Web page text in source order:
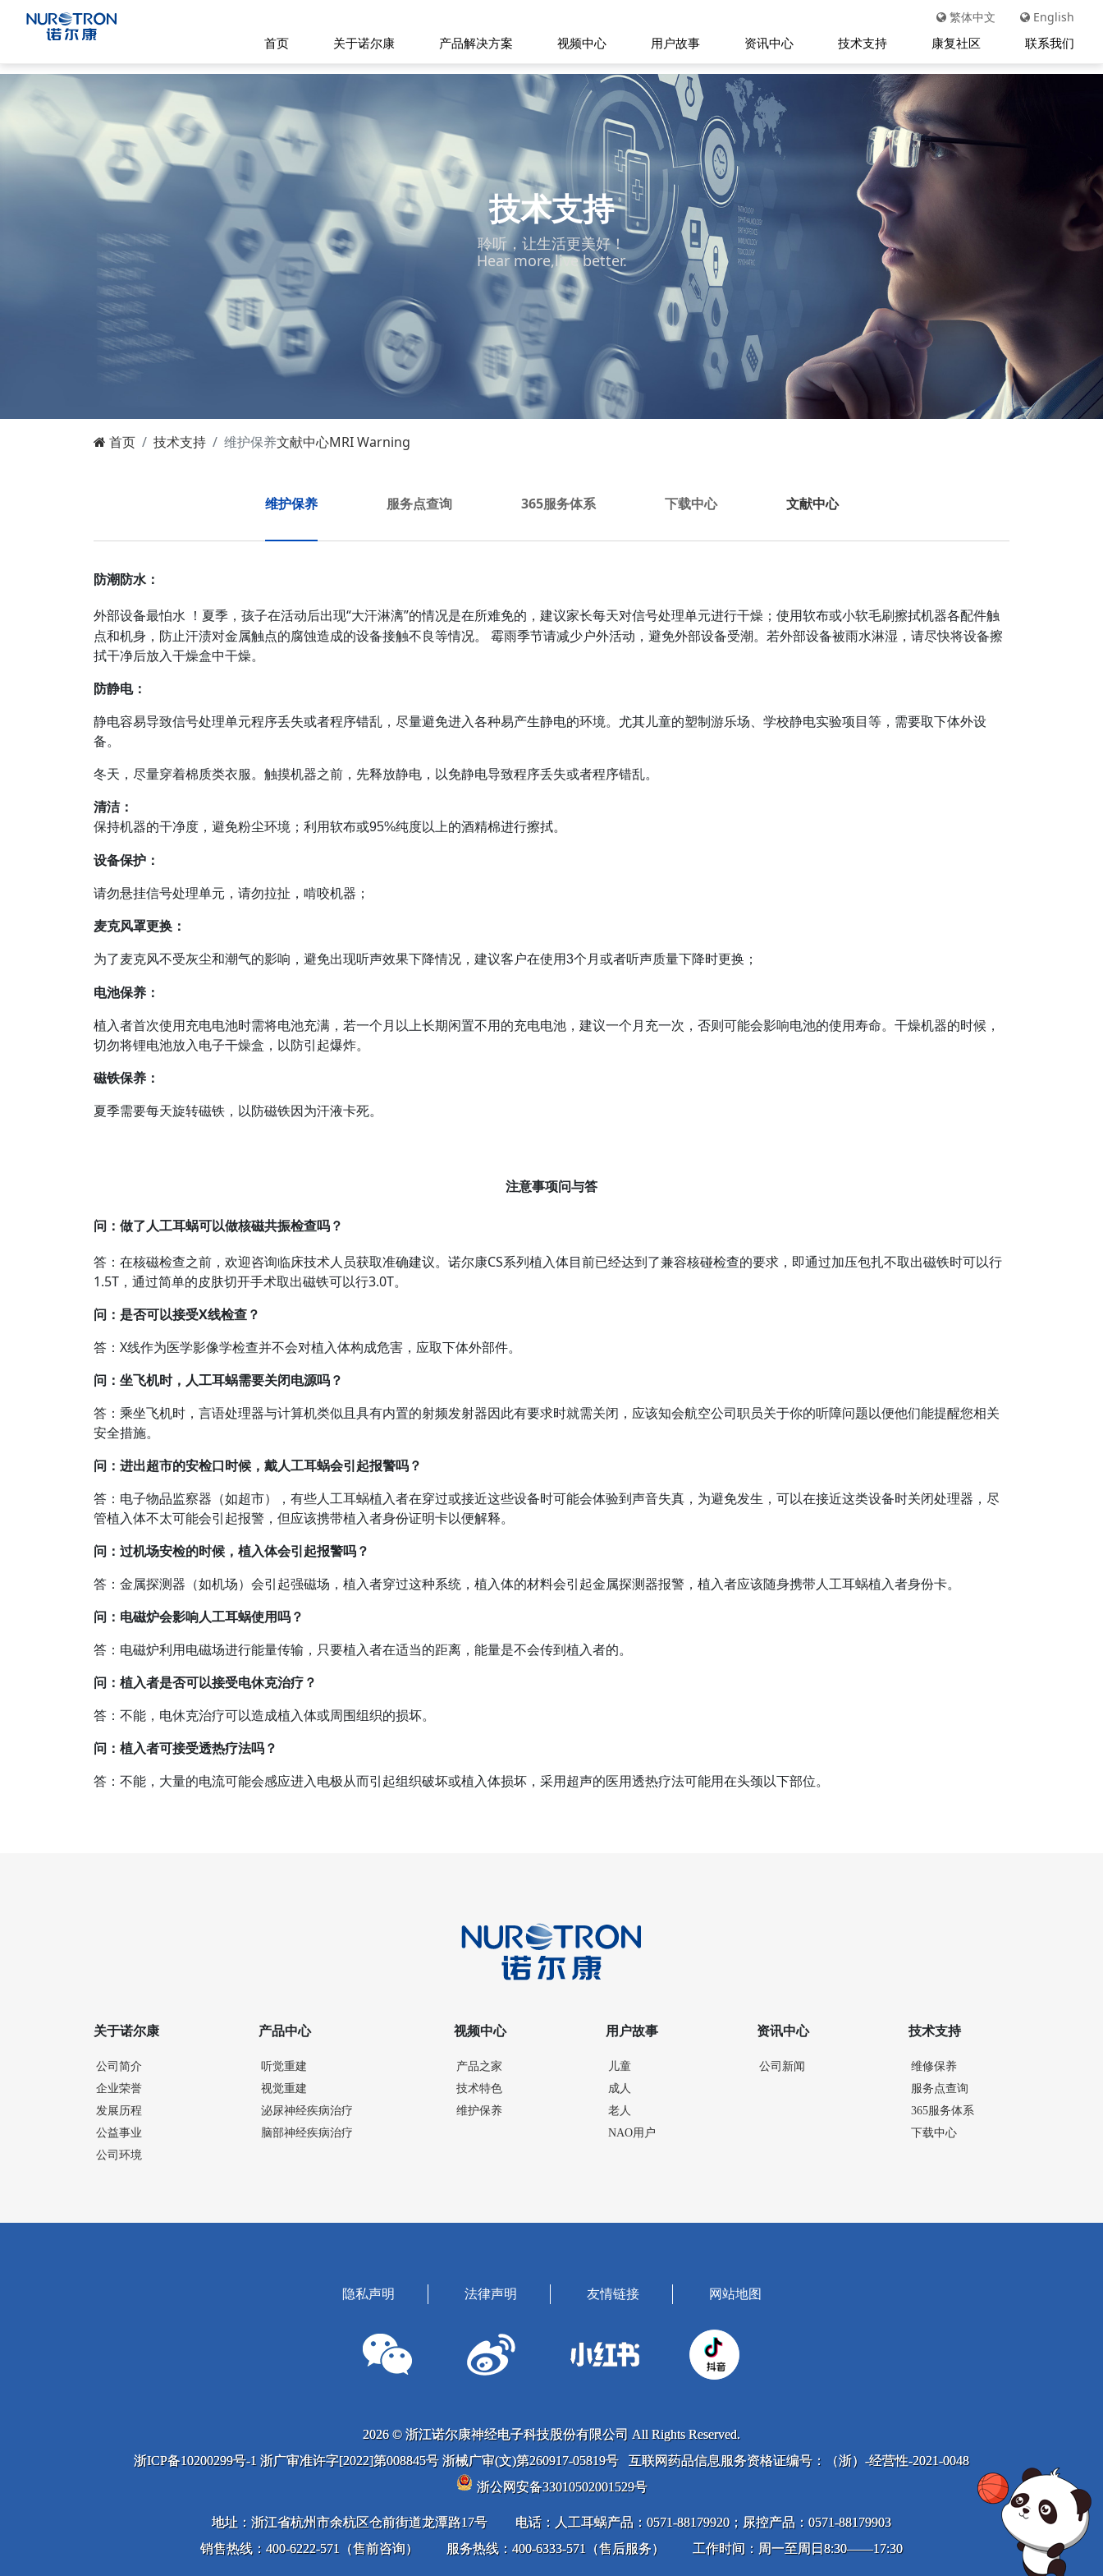
繁体中文 English
首页 关于诺尔康 产品解决方案 视频中心 用户故事 资讯中心 技术支持 康复社区 联系我们
技术支持
聆听，让生活更美好！
Hear more,live better.
首页 技术支持 维护保养文献中心MRI Warning
维护保养 服务点查询 365服务体系 下载中心 文献中心
防潮防水：
外部设备最怕水 ！夏季，孩子在活动后出现“大汗淋漓”的情况是在所难免的，建议家长每天对信号处理单元进行干燥；使用软布或小软毛刷擦拭机器各配件触
点和机身，防止汗渍对金属触点的腐蚀造成的设备接触不良等情况。 霉雨季节请减少户外活动，避免外部设备受潮。若外部设备被雨水淋湿，请尽快将设备擦
拭干净后放入干燥盒中干燥。
防静电：
静电容易导致信号处理单元程序丢失或者程序错乱，尽量避免进入各种易产生静电的环境。尤其儿童的塑制游乐场、学校静电实验项目等，需要取下体外设
备。
冬天，尽量穿着棉质类衣服。触摸机器之前，先释放静电，以免静电导致程序丢失或者程序错乱。
清洁：
保持机器的干净度，避免粉尘环境；利用软布或95%纯度以上的酒精棉进行擦拭。
设备保护：
请勿悬挂信号处理单元，请勿拉扯，啃咬机器；
麦克风罩更换：
为了麦克风不受灰尘和潮气的影响，避免出现听声效果下降情况，建议客户在使用3个月或者听声质量下降时更换；
电池保养：
植入者首次使用充电电池时需将电池充满，若一个月以上长期闲置不用的充电电池，建议一个月充一次，否则可能会影响电池的使用寿命。干燥机器的时候，
切勿将锂电池放入电子干燥盒，以防引起爆炸。
磁铁保养：
夏季需要每天旋转磁铁，以防磁铁因为汗液卡死。
注意事项问与答
问：做了人工耳蜗可以做核磁共振检查吗？
答：在核磁检查之前，欢迎咨询临床技术人员获取准确建议。诺尔康CS系列植入体目前已经达到了兼容核碰检查的要求，即通过加压包扎不取出磁铁时可以行
1.5T，通过简单的皮肤切开手术取出磁铁可以行3.0T。
问： 是否可以接受X线检查？
答：X线作为医学影像学检查并不会对植入体构成危害，应取下体外部件。
问： 坐飞机时，人工耳蜗需要关闭电源吗？
答：乘坐飞机时，言语处理器与计算机类似且具有内置的射频发射器因此有要求时就需关闭，应该知会航空公司职员关于你的听障问题以便他们能提醒您相关
安全措施。
问： 进出超市的安检口时候，戴人工耳蜗会引起报警吗？
答：电子物品监察器（如超市），有些人工耳蜗植入者在穿过或接近这些设备时可能会体验到声音失真，为避免发生，可以在接近这类设备时关闭处理器，尽
管植入体不太可能会引起报警，但应该携带植入者身份证明卡以便解释。
问： 过机场安检的时候，植入体会引起报警吗？
答：金属探测器（如机场）会引起强磁场，植入者穿过这种系统，植入体的材料会引起金属探测器报警，植入者应该随身携带人工耳蜗植入者身份卡。
问： 电磁炉会影响人工耳蜗使用吗？
答：电磁炉利用电磁场进行能量传输，只要植入者在适当的距离，能量是不会传到植入者的。
问： 植入者是否可以接受电休克治疗？
答：不能，电休克治疗可以造成植入体或周围组织的损坏。
问： 植入者可接受透热疗法吗？
答：不能，大量的电流可能会感应进入电极从而引起组织破坏或植入体损坏，采用超声的医用透热疗法可能用在头颈以下部位。
关于诺尔康
公司简介
企业荣誉
发展历程
公益事业
公司环境
产品中心
听觉重建
视觉重建
泌尿神经疾病治疗
脑部神经疾病治疗
视频中心
产品之家
技术特色
维护保养
用户故事
儿童
成人
老人
NAO用户
资讯中心
公司新闻
技术支持
维修保养
服务点查询
365服务体系
下载中心
隐私声明 法律声明 友情链接 网站地图
2026 © 浙江诺尔康神经电子科技股份有限公司 All Rights Reserved.
浙ICP备10200299号-1 浙广审准许字[2022]第008845号 浙械广审(文)第260917-05819号 互联网药品信息服务资格证编号：（浙）-经营性-2021-0048
浙公网安备33010502001529号
地址：浙江省杭州市余杭区仓前街道龙潭路17号
电话：人工耳蜗产品：0571-88179920；尿控产品：0571-88179903
销售热线：400-6222-571（售前咨询）
服务热线：400-6333-571（售后服务） 工作时间：周一至周日8:30——17:30